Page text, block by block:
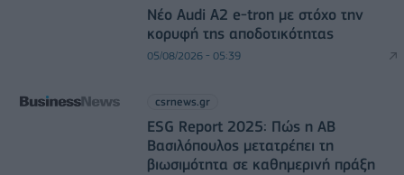
Νέο Audi A2 e-tron με στόχο την
κορυφή της αποδοτικότητας
05/08/2026 - 05:39
csrnews.gr
ESG Report 2025: Πώς η ΑΒ
Βασιλόπουλος μετατρέπει τη
βιωσιμότητα σε καθημερινή πράξη